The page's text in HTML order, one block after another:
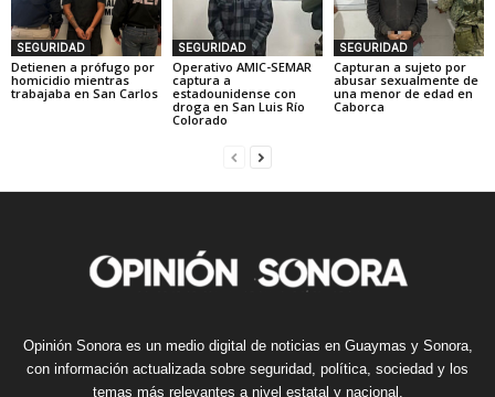
SEGURIDAD
Detienen a prófugo por
homicidio mientras
trabajaba en San Carlos
SEGURIDAD
Operativo AMIC-SEMAR
captura a
estadounidense con
droga en San Luis Río
Colorado
SEGURIDAD
Capturan a sujeto por
abusar sexualmente de
una menor de edad en
Caborca
Opinión Sonora es un medio digital de noticias en Guaymas y Sonora,
con información actualizada sobre seguridad, política, sociedad y los
temas más relevantes a nivel estatal y nacional.